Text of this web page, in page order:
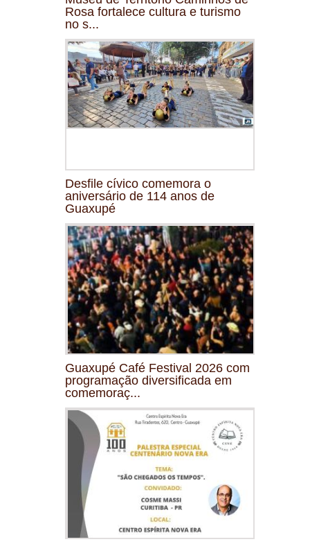
Rosa fortalece cultura e turismo
no s...
Desfile cívico comemora o
aniversário de 114 anos de
Guaxupé
Guaxupé Café Festival 2026 com
programação diversificada em
comemoraç...